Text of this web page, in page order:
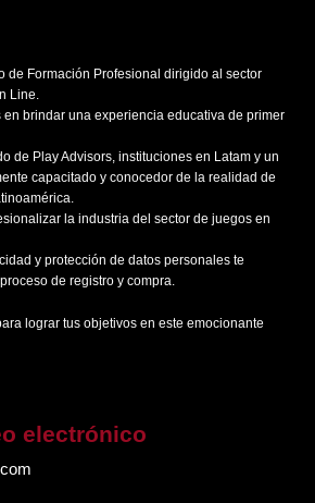
de Formación Profesional dirigido al sector
Line.
en brindar una experiencia educativa de primer
de Play Advisors, instituciones en Latam y un
capacitado y conocedor de la realidad de
la industria del sector de juegos en
y protección de datos personales te
de registro y compra.
lograr tus objetivos en este emocionante
electrónico